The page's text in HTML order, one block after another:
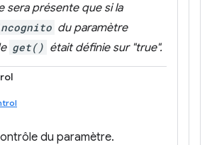
sera présente que si la
du paramètre
get() était définie sur "true".
du paramètre.